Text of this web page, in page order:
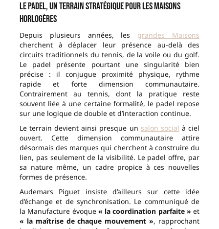
Le padel, un terrain stratégique pour les Maisons
horlogères
Depuis plusieurs années, les grandes Maisons
cherchent à déplacer leur présence au-delà des
circuits traditionnels du tennis, de la voile ou du golf.
Le padel présente pourtant une singularité bien
précise : il conjugue proximité physique, rythme
rapide et forte dimension communautaire.
Contrairement au tennis, dont la pratique reste
souvent liée à une certaine formalité, le padel repose
sur une logique de double et d’interaction continue.
Le terrain devient ainsi presque un salon social à ciel
ouvert. Cette dimension communautaire attire
désormais des marques qui cherchent à construire du
lien, pas seulement de la visibilité. Le padel offre, par
sa nature même, un cadre propice à ces nouvelles
formes de présence.
Audemars Piguet insiste d’ailleurs sur cette idée
d’échange et de synchronisation. Le communiqué de
la Manufacture évoque « la coordination parfaite » et
« la maîtrise de chaque mouvement », rapprochant